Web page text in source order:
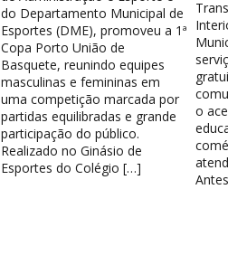
do Departamento Municipal de
Esportes (DME), promoveu a 1ª
Copa Porto União de
Basquete, reunindo equipes
masculinas e femininas em
uma competição marcada por
partidas equilibradas e grande
participação do público.
Realizado no Ginásio de
Esportes do Colégio […]
o